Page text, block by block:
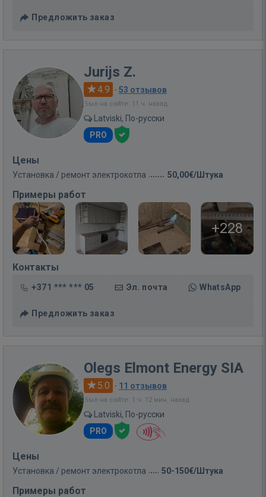
Предложить заказ
Jurijs Z.
4.9 · 53 отзывов
Был на сайте: 11 ч. назад
Latviski, По-русски
PRO
Цены
Установка / ремонт электрокотла 50,00€/Штука
Примеры работ
+228
Контакты
+371 *** *** 05 Эл. почта WhatsApp
Предложить заказ
Olegs Elmont Energy SIA
5.0 · 11 отзывов
Был на сайте: 1 ч. 12 мин. назад
Latviski, По-русски
PRO
Цены
Установка / ремонт электрокотла 50-150€/Штука
Примеры работ